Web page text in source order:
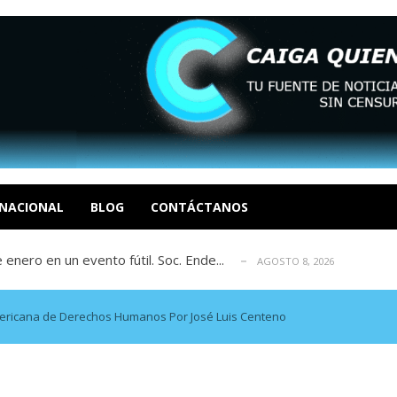
BLOG CONTÁCTANOS
R AGOSTO 8, 2026
Realpolitik y el Desmante... AGOSTO 8, 2026
García AGOSTO 7, 2026
en un evento fútil. Soc. Ende...
Luis Centeno S AGOSTO 8, 2026
R AGOSTO 8, 2026
Realpolitik y el Desmante... AGOSTO 8, 2026
García AGOSTO 7, 2026
de Derechos Humanos Por José Luis Centeno